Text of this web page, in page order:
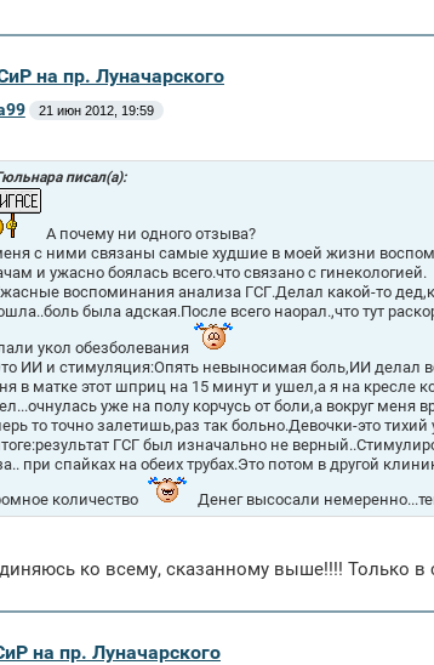
на пр. Луначарского
21 июн 2012, 19:59
писал(а):
А почему ни одного отзыва?
с ними связаны самые худшие в моей жизни
и ужасно боялась всего.что связано с гинекологией.
воспоминания анализа ГСГ.Делал какой-то
была адская.После всего наорал.,что тут
укол обезболевания
ИИ и стимуляция:Опять невыносимая боль,ИИ делал
в матке этот шприц на 15 минут и ушел,а я на кресле
уже на полу корчусь от боли,а вокруг
то точно залетишь,раз так больно.Девочки-это тихий
ГСГ был изначально не
при спайках на обеих трубах.Это потом в другой
количество
Денег высосали
ко всему, сказанному выше!!!! Только в
на пр. Луначарского